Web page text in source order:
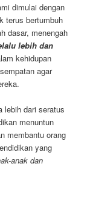
dimulai dengan
terus bertumbuh
dasar, menengah
lebih dan
kehidupan
agar
lebih dari seratus
menuntun
membantu orang
yang
anak dan